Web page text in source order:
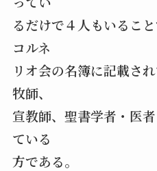
るだけで４人もいるこ
コルネ
リオ会の名簿に記載さ
牧師、
宣教師、聖書学者・医
ている
方である。